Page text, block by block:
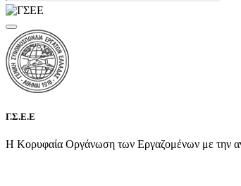
Γ.Σ.Ε.Ε
Η Κορυφαία Οργάνωση των Εργαζομένων με την